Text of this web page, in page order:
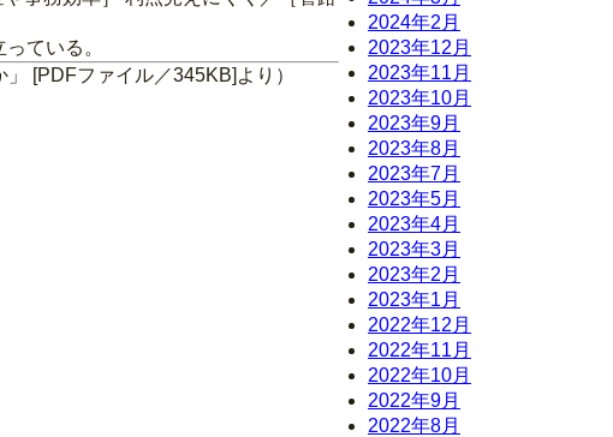
ている。
[PDFファイル／345KB]より）
2024年2月
2023年12月
2023年11月
2023年10月
2023年9月
2023年8月
2023年7月
2023年5月
2023年4月
2023年3月
2023年2月
2023年1月
2022年12月
2022年11月
2022年10月
2022年9月
2022年8月